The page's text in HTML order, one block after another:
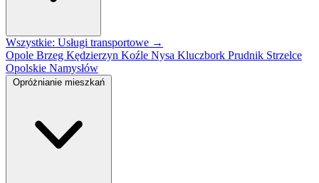
Wszystkie: Usługi transportowe →
Opole Brzeg Kędzierzyn Koźle Nysa Kluczbork Prudnik Strzelce
Opolskie Namysłów
Opróżnianie mieszkań